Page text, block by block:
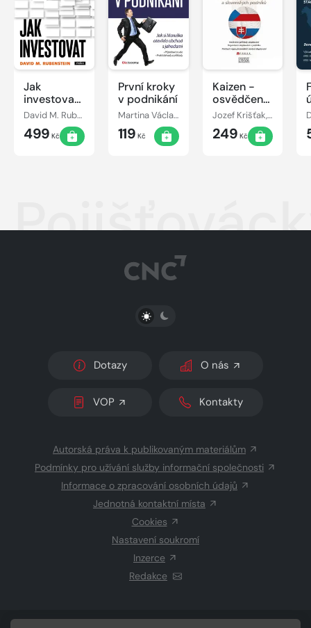
Jak
investovat:
Rozhovory
s mistry
oboru
David M. Rubenstein
499 Kč
První kroky
v podnikání
Martina Václavíková
119 Kč
Kaizen -
osvědčená
praxe
českých a
slovenských
podniků
Jozef Krišťak, Ľudovít Boledovič, Miroslav Marek, Ján Košturiak
249 Kč
PŘEPNOUT SVĚTLÝ/TMAVÝ REŽIM
Dotazy O nás
VOP Kontakty
Autorská práva k publikovaným materiálům
Podmínky pro užívání služby informační společnosti
Informace o zpracování osobních údajů
Jednotná kontaktní místa
Cookies
Nastavení soukromí
Inzerce
Redakce